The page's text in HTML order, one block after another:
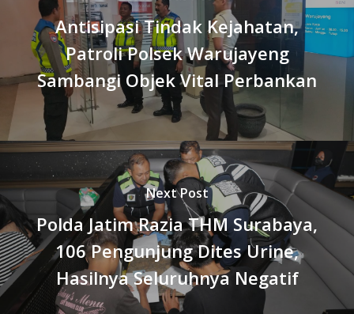
Antisipasi Tindak Kejahatan,
Patroli Polsek Warujayeng
Sambangi Objek Vital Perbankan
Next Post
Polda Jatim Razia THM Surabaya,
106 Pengunjung Dites Urine,
Hasilnya Seluruhnya Negatif